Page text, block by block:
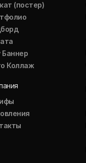
(постер)
Баннер
Коллаж